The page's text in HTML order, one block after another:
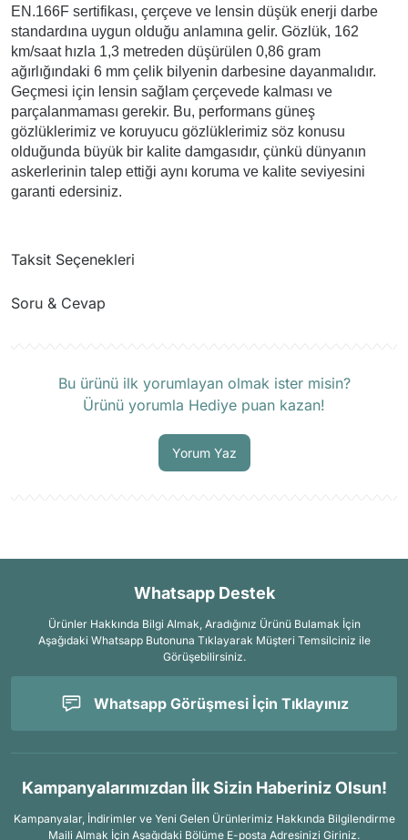
EN.166F sertifikası, çerçeve ve lensin düşük enerji darbe
standardına uygun olduğu anlamına gelir. Gözlük, 162
km/saat hızla 1,3 metreden düşürülen 0,86 gram
ağırlığındaki 6 mm çelik bilyenin darbesine dayanmalıdır.
Geçmesi için lensin sağlam çerçevede kalması ve
parçalanmaması gerekir. Bu, performans güneş
gözlüklerimiz ve koruyucu gözlüklerimiz söz konusu
olduğunda büyük bir kalite damgasıdır, çünkü dünyanın
askerlerinin talep ettiği aynı koruma ve kalite seviyesini
garanti edersiniz.
Taksit Seçenekleri
Soru & Cevap
Bu ürünü ilk yorumlayan olmak ister misin?
Ürünü yorumla Hediye puan kazan!
Yorum Yaz
Whatsapp Destek
Ürünler Hakkında Bilgi Almak, Aradığınız Ürünü Bulamak İçin
Aşağıdaki Whatsapp Butonuna Tıklayarak Müşteri Temsilciniz ile
Görüşebilirsiniz.
Whatsapp Görüşmesi İçin Tıklayınız
Kampanyalarımızdan İlk Sizin Haberiniz Olsun!
Kampanyalar, İndirimler ve Yeni Gelen Ürünlerimiz Hakkında Bilgilendirme
Maili Almak İçin Aşağıdaki Bölüme E-posta Adresinizi Giriniz.